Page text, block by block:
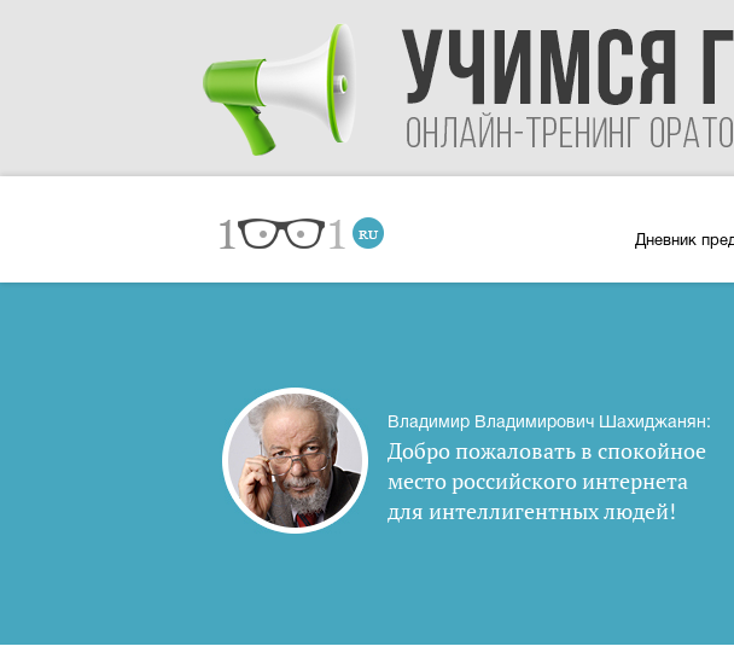
Дневник
Владимир Владимирович Шахиджанян:
Добро пожаловать в спокойное
место российского интернета
для интеллигентных людей!